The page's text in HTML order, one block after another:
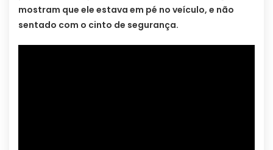
mostram que ele estava em pé no veículo, e não
sentado com o cinto de segurança.